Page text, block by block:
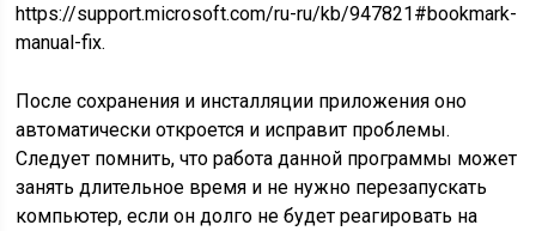
https://support.microsoft.com/ru-ru/kb/947821#bookmark-
manual-fix.
После сохранения и инсталляции приложения оно
автоматически откроется и исправит проблемы.
Следует помнить, что работа данной программы может
занять длительное время и не нужно перезапускать
компьютер, если он долго не будет реагировать на